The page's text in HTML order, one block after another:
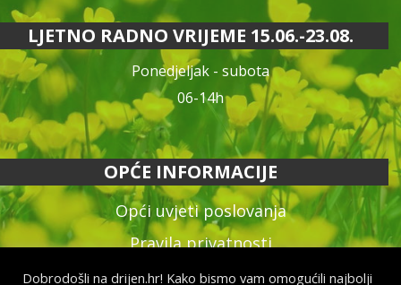
LJETNO RADNO VRIJEME 15.06.-23.08.
Ponedjeljak - subota
06-14h
OPĆE INFORMACIJE
Opći uvjeti poslovanja
Pravila privatnosti
Reklamacija proizvoda
Dobrodošli na drijen.hr! Kako bismo vam omogućili najbolji